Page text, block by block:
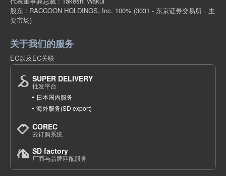
股东 : RACCOON HOLDINGS, Inc. 100% (3031 - 东京证券交易所，主
要市场)
关于我们的服务
EC以及EC关联
SUPER DELIVERY
批发平台
日本国内服务
海外服务(SD export)
COREC
云订购系统
SD factory
厂商与品牌匹配服务